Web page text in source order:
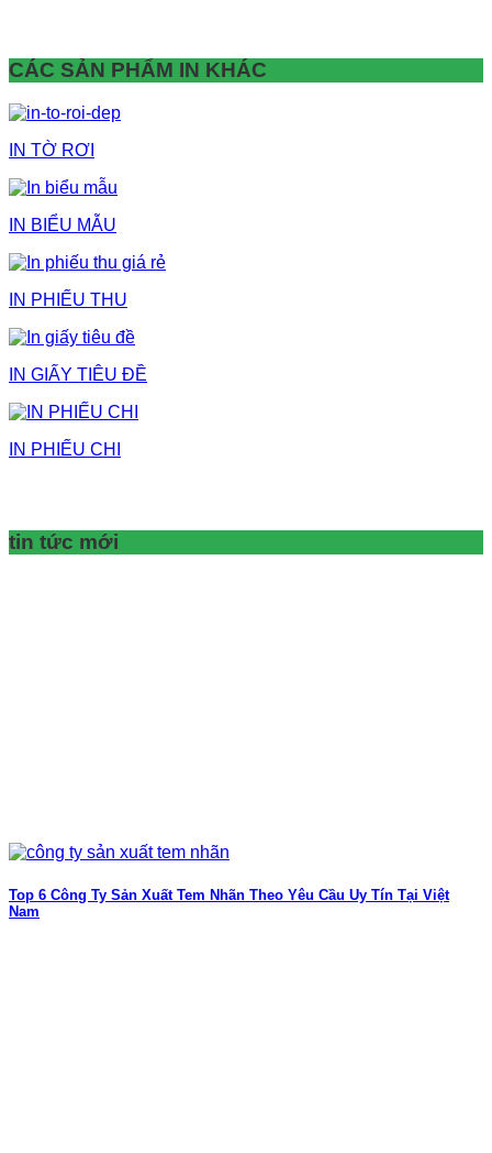
CÁC SẢN PHẨM IN KHÁC
IN TỜ RƠI
IN BIỂU MẪU
IN PHIẾU THU
IN GIẤY TIÊU ĐỀ
IN PHIẾU CHI
tin tức mới
Top 6 Công Ty Sản Xuất Tem Nhãn Theo Yêu Cầu Uy Tín Tại Việt
Nam